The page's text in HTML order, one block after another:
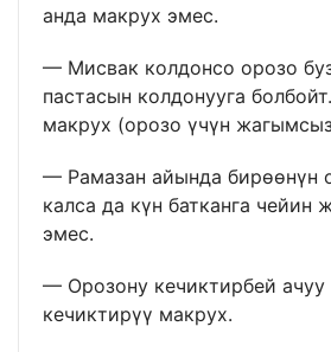
анда макрух эмес.
— Мисвак колдонсо орозо
пастасын колдонууга
макрух (орозо үчүн
— Рамазан айында бирөөнүн
калса да күн батканга
эмес.
— Орозону кечиктирбей ачуу
кечиктирүү макрух.